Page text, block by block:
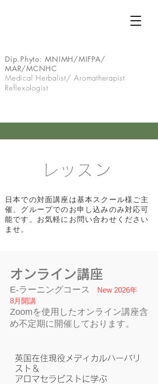
Dip.Phyto: MNIMH/MIFPA/
MAR/MCNHC
Medical Herbalist/ Aromatherapist
Reflexologist
レッスン
​日本での対面講座は基本スクール様ご主
催、グループでのお申し込みのみ対応可
能です。お気軽にお問い合わせください
ませ。
オンライン講座
E-ラーニングコース
New 2026年
8月開講
Zoomを使用したオンライン講座含
め不定期に開催しております。
英国在住現役メディカルハーバリ
スト＆
アロマセラピストに学ぶ